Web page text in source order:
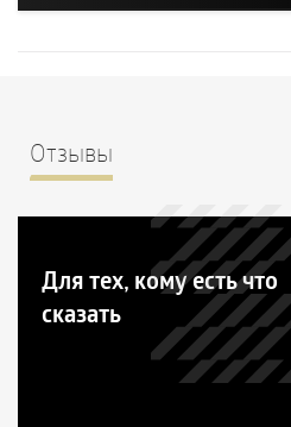
Отзывы
Для тех, кому есть что
сказать